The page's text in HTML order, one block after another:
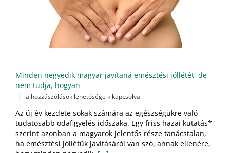
Minden negyedik magyar javítaná emésztési jóllétét, de
nem tudja, hogyan
|
Minden
magyar
javítaná
emésztési
jóllétét,
de
a hozzászólások lehetősége kikapcsolva
Az új év kezdete sokak számára az egészségükre való
tudatosabb odafigyelés időszaka. Egy friss hazai kutatás*
szerint azonban a magyarok jelentős része tanácstalan,
ha emésztési jóllétük javításáról van szó, annak ellenére,